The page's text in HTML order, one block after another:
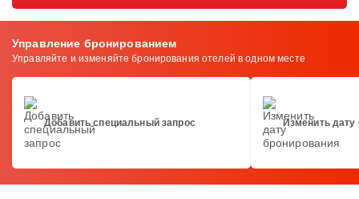
Управление бронированием
Управляйте и изменяйте бронирования отелей в одном месте
Добавить специальный запрос Изменить дату